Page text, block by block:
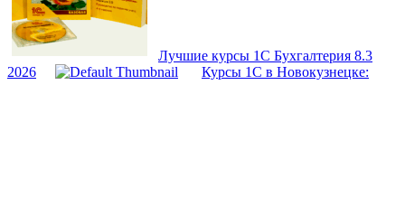
Лучшие курсы 1С Бухгалтерия 8.3
2026
Курсы 1С в Новокузнецке: